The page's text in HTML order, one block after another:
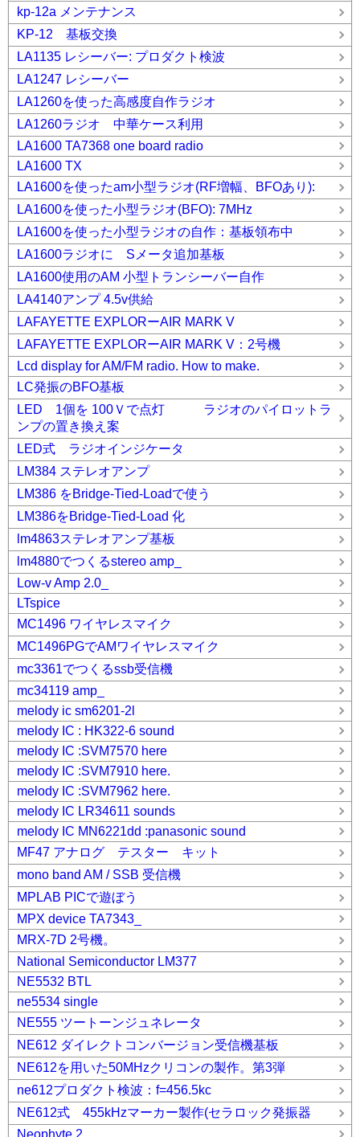
kp-12a メンテナンス
KP-12 基板交換
LA1135 レシーバー: プロダクト検波
LA1247 レシーバー
LA1260を使った高感度自作ラジオ
LA1260ラジオ 中華ケース利用
LA1600 TA7368 one board radio
LA1600 TX
LA1600を使ったam小型ラジオ(RF増幅、BFOあり):
LA1600を使った小型ラジオ(BFO): 7MHz
LA1600を使った小型ラジオの自作：基板領布中
LA1600ラジオに Sメータ追加基板
LA1600使用のAM 小型トランシーバー自作
LA4140アンプ 4.5v供給
LAFAYETTE EXPLORーAIR MARK V
LAFAYETTE EXPLORーAIR MARK V：2号機
Lcd display for AM/FM radio. How to make.
LC発振のBFO基板
LED 1個を 100Ｖで点灯 ラジオのパイロットラ
ンプの置き換え案
LED式 ラジオインジケータ
LM384 ステレオアンプ
LM386 をBridge-Tied-Loadで使う
LM386をBridge-Tied-Load 化
lm4863ステレオアンプ基板
lm4880でつくるstereo amp_
Low-v Amp 2.0_
LTspice
MC1496 ワイヤレスマイク
MC1496PGでAMワイヤレスマイク
mc3361でつくるssb受信機
mc34119 amp_
melody ic sm6201-2l
melody IC : HK322-6 sound
melody IC :SVM7570 here
melody IC :SVM7910 here.
melody IC :SVM7962 here.
melody IC LR34611 sounds
melody IC MN6221dd :panasonic sound
MF47 アナログ テスター キット
mono band AM / SSB 受信機
MPLAB PICで遊ぼう
MPX device TA7343_
MRX-7D 2号機。
National Semiconductor LM377
NE5532 BTL
ne5534 single
NE555 ツートーンジュネレータ
NE612 ダイレクトコンバージョン受信機基板
NE612を用いた50MHzクリコンの製作。第3弾
ne612プロダクト検波：f=456.5kc
NE612式 455kHzマーカー製作(セラロック発振器
Neophyte 2